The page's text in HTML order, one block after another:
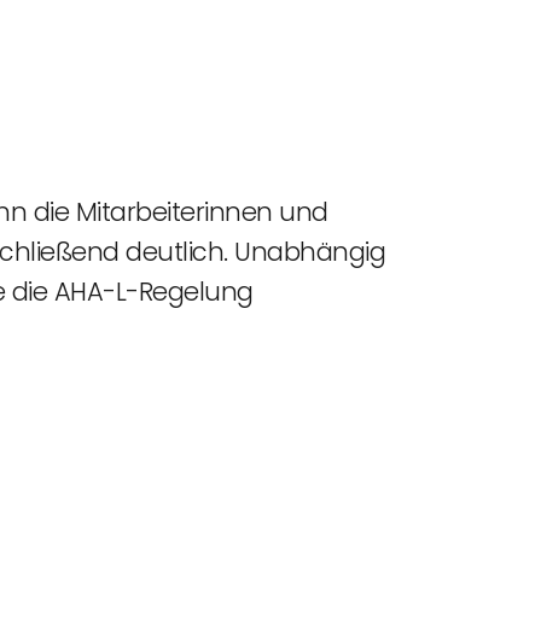
die Mitarbeiterinnen und
deutlich. Unabhängig
AHA-L-Regelung